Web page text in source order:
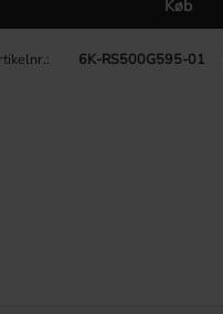
Køb
6K-RS500G595-01